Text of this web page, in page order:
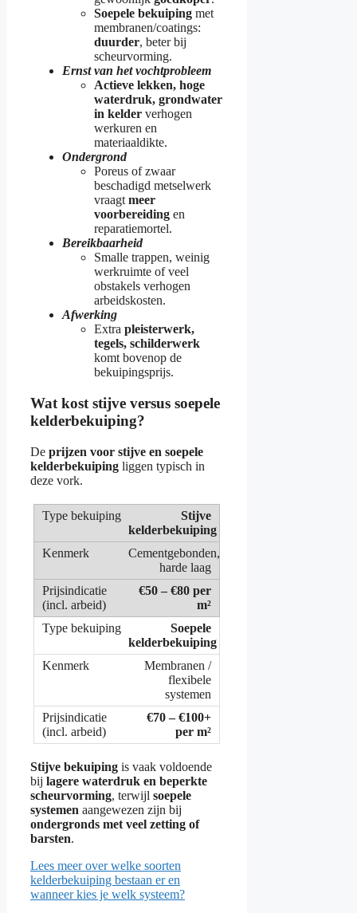
Soepele bekuiping met
membranen/coatings:
duurder, beter bij
scheurvorming.
Ernst van het vochtprobleem
Actieve lekken, hoge
waterdruk, grondwater
in kelder verhogen
werkuren en
materiaaldikte.
Ondergrond
Poreus of zwaar
beschadigd metselwerk
vraagt meer
voorbereiding en
reparatiemortel.
Bereikbaarheid
Smalle trappen, weinig
werkruimte of veel
obstakels verhogen
arbeidskosten.
Afwerking
Extra pleisterwerk,
tegels, schilderwerk
komt bovenop de
bekuipingsprijs.
Wat kost stijve versus soepele
kelderbekuiping?
De prijzen voor stijve en soepele
kelderbekuiping liggen typisch in
deze vork.
Stijve
kelderbekuiping
Cementgebonden,
harde laag
€50 – €80 per
m²
Soepele
kelderbekuiping
Membranen /
flexibele
systemen
€70 – €100+
per m²
Stijve bekuiping is vaak voldoende
bij lagere waterdruk en beperkte
scheurvorming, terwijl soepele
systemen aangewezen zijn bij
ondergronds met veel zetting of
barsten.
Lees meer over welke soorten
kelderbekuiping bestaan er en
wanneer kies je welk systeem?